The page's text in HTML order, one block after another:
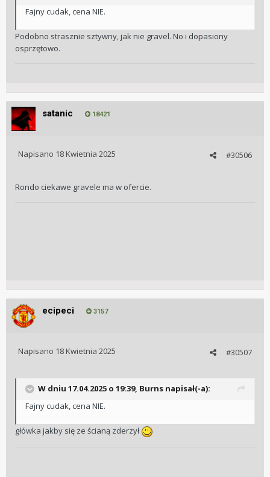
Fajny cudak, cena NIE.
Podobno strasznie sztywny, jak nie gravel. No i dopasiony
osprzętowo.
satanic 18421
#30506
Napisano 18 Kwietnia 2025
Rondo ciekawe gravele ma w ofercie.
ecipeci 3157
#30507
Napisano 18 Kwietnia 2025
W dniu 17.04.2025 o 19:39, Burns napisał(-a):
Fajny cudak, cena NIE.
główka jakby się ze ścianą zderzył